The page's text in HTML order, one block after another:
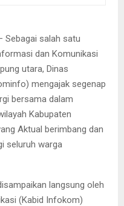
Sebagai salah satu
dan Komunikasi
utara, Dinas
mengajak segenap
bersama dalam
Kabupaten
Aktual berimbang dan
seluruh warga
langsung oleh
(Kabid Infokom)